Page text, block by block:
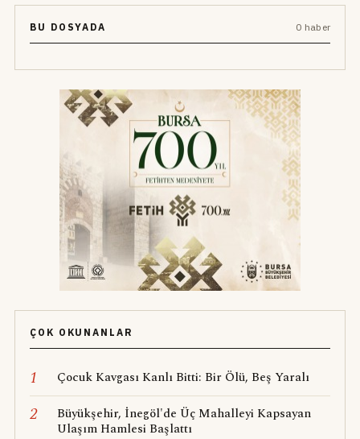
BU DOSYADA 0 haber
ÇOK OKUNANLAR
1 Çocuk Kavgası Kanlı Bitti: Bir Ölü, Beş Yaralı
2
Büyükşehir, İnegöl'de Üç Mahalleyi Kapsayan
Ulaşım Hamlesi Başlattı